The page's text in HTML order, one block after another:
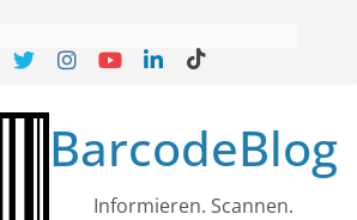
BarcodeBlog
Informieren. Scannen.